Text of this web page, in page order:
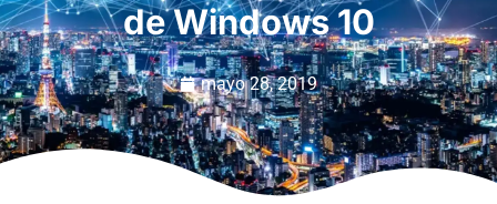
de Windows 10
mayo 28, 2019